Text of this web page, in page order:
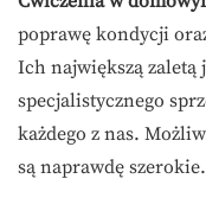
poprawę kondycji
Ich największą zaletą
specjalistycznego
każdego z nas.
są naprawdę szerokie.